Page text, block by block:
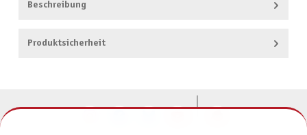
Beschreibung
Produktsicherheit